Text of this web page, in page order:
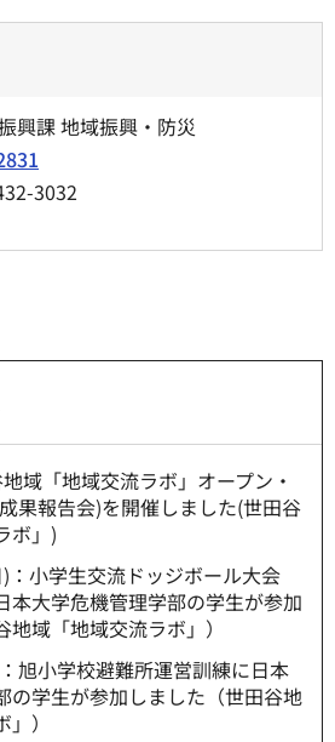
興課 地域振興・防災
3032
域「地域交流ラボ」オープン・
果報告会)を開催しました(世田谷
ボ」)
：小学生交流ドッジボール大会
本大学危機管理学部の学生が参加
地域「地域交流ラボ」）
旭小学校避難所運営訓練に日本
の学生が参加しました（世田谷地
）